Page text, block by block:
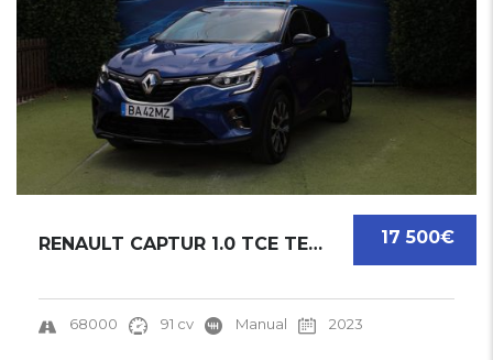
17 500€
RENAULT CAPTUR 1.0 TCE TECHNO | 2023
68000 91 cv Manual 2023